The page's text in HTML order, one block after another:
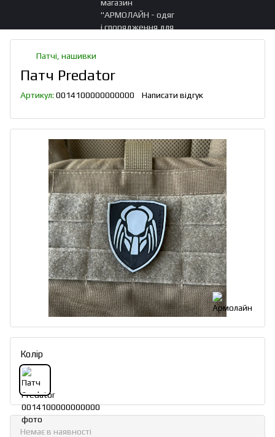
Патчі, нашивки
Патч Predator
Артикул: 0014100000000000 Написати відгук
Колір
Немає в наявності